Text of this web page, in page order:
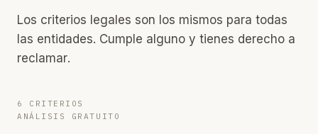
Los criterios legales son los mismos para todas
las entidades. Cumple alguno y tienes derecho a
reclamar.
6 CRITERIOS
ANÁLISIS GRATUITO